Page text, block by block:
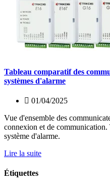
Tableau comparatif des
systèmes d'alarme
01/04/2025
Vue d'ensemble des
connexion et de
système d'alarme.
Lire la suite
Étiquettes